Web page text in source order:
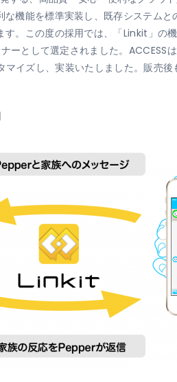
機能を標準実装し、既存システム
。この度の採用では、「Linkit」の
として選定されました。ACCESS
イズし、実装いたしました。販売